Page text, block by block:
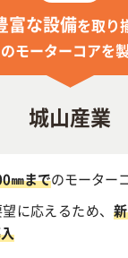
富な設備を取り
のモーターコアを
城山産業
㎜までのモーター
に応えるため、